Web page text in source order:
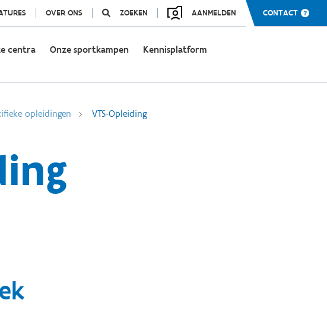
OVER ONS ZOEKEN AANMELDEN CONTACT
centra Onze sportkampen Kennisplatform
opleidingen VTS-Opleiding